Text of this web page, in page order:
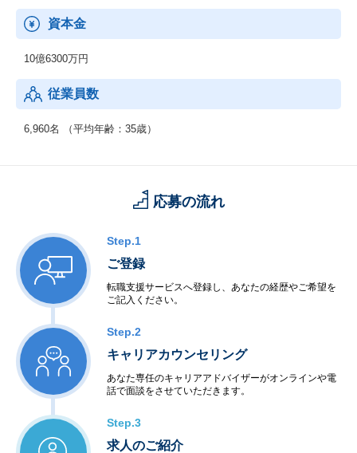
資本金
10億6300万円
従業員数
6,960名 （平均年齢：35歳）
応募の流れ
Step.1
ご登録
転職支援サービスへ登録し、あなたの経歴やご希望を
ご記入ください。
Step.2
キャリアカウンセリング
あなた専任のキャリアアドバイザーがオンラインや電
話で面談をさせていただきます。
Step.3
求人のご紹介